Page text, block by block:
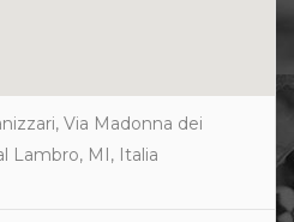
Via Madonna dei
Lambro, MI, Italia